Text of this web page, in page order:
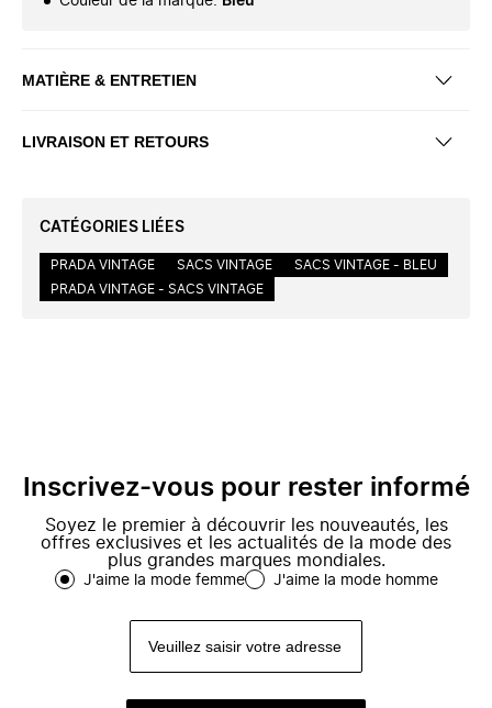
MATIÈRE & ENTRETIEN
LIVRAISON ET RETOURS
CATÉGORIES LIÉES
PRADA VINTAGE SACS VINTAGE
SACS VINTAGE - BLEU
PRADA VINTAGE - SACS VINTAGE
Inscrivez-vous pour rester informé
Soyez le premier à découvrir les nouveautés, les
offres exclusives et les actualités de la mode des
plus grandes marques mondiales.
J'aime la mode femme J'aime la mode homme